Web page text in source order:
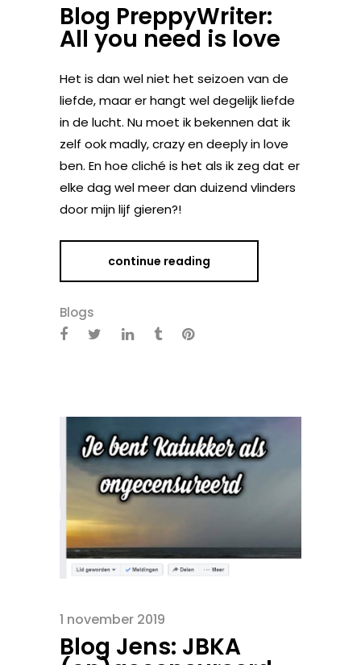
Blog PreppyWriter:
All you need is love
Het is dan wel niet het seizoen van de
liefde, maar er hangt wel degelijk liefde
in de lucht. Nu moet ik bekennen dat ik
zelf ook madly, crazy en deeply in love
ben. En hoe cliché is het als ik zeg dat er
elke dag wel meer dan duizend vlinders
door mijn lijf gieren?!
continue reading
Blogs
1 november 2019
Blog Jens: JBKA